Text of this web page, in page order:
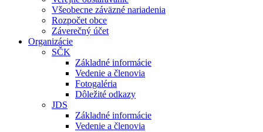
Všeobecne záväzné nariadenia
Rozpočet obce
Záverečný účet
Organizácie
SČK
Základné informácie
Vedenie a členovia
Fotogaléria
Dôležité odkazy
JDS
Základné informácie
Vedenie a členovia